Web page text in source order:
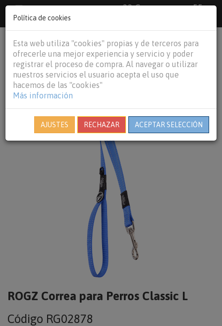
33 €
55
€Baleares y
person shopping_cart
ROGZ Correa para Perros Classic L
Código RG02878
Política de cookies
Esta web utiliza "cookies" propias y de terceros para
ofrecerle una mejor experiencia y servicio y poder
registrar el proceso de compra. Al navegar o utilizar
nuestros servicios el usuario acepta el uso que
hacemos de las "cookies"
Más información
AJUSTES RECHAZAR ACEPTAR SELECCIÓN